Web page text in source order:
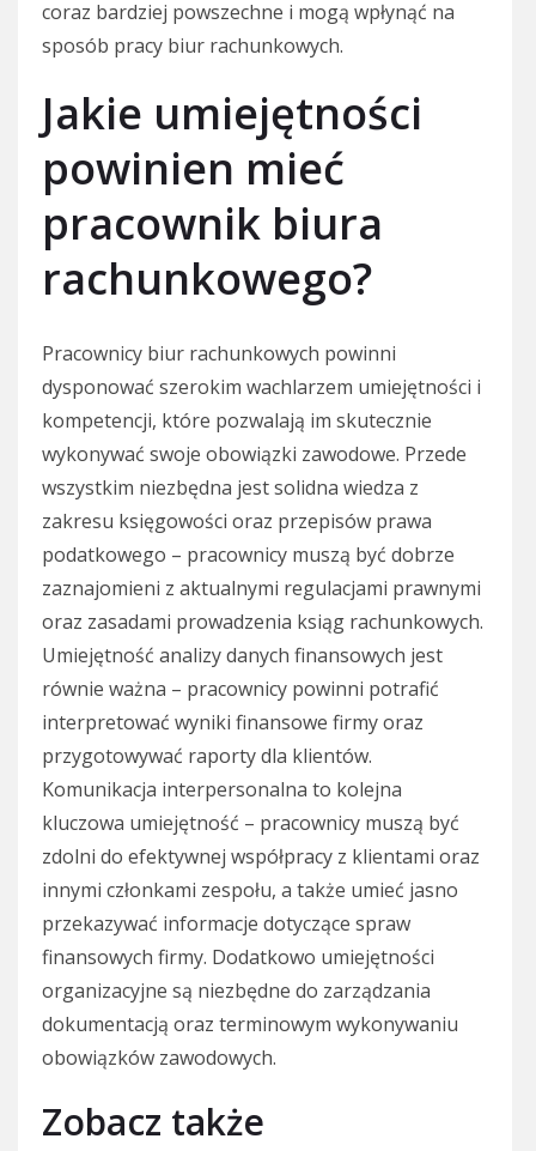
coraz bardziej powszechne i mogą wpłynąć na
sposób pracy biur rachunkowych.
Jakie umiejętności
powinien mieć
pracownik biura
rachunkowego?
Pracownicy biur rachunkowych powinni
dysponować szerokim wachlarzem umiejętności i
kompetencji, które pozwalają im skutecznie
wykonywać swoje obowiązki zawodowe. Przede
wszystkim niezbędna jest solidna wiedza z
zakresu księgowości oraz przepisów prawa
podatkowego – pracownicy muszą być dobrze
zaznajomieni z aktualnymi regulacjami prawnymi
oraz zasadami prowadzenia ksiąg rachunkowych.
Umiejętność analizy danych finansowych jest
równie ważna – pracownicy powinni potrafić
interpretować wyniki finansowe firmy oraz
przygotowywać raporty dla klientów.
Komunikacja interpersonalna to kolejna
kluczowa umiejętność – pracownicy muszą być
zdolni do efektywnej współpracy z klientami oraz
innymi członkami zespołu, a także umieć jasno
przekazywać informacje dotyczące spraw
finansowych firmy. Dodatkowo umiejętności
organizacyjne są niezbędne do zarządzania
dokumentacją oraz terminowym wykonywaniu
obowiązków zawodowych.
Zobacz także